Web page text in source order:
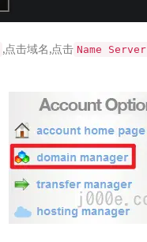
,点击域名,点击 Name Server